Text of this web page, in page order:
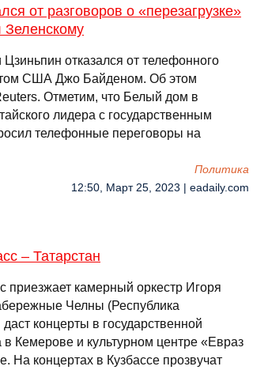
от разговоров о «перезагрузке»
отказался от телефонного
США Джо Байденом. Об этом
Отметим, что Белый дом в
лидера с государственным
телефонные переговоры на
Политика
12:50, Март 25, 2023 | eadaily.com
– Татарстан
приезжает камерный оркестр Игоря
Челны (Республика
концерты в государственной
Кемерове и культурном центре «Евраз
На концертах в Кузбассе прозвучат